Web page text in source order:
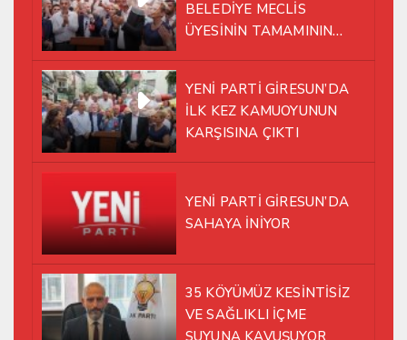
BELEDİYE MECLİS
ÜYESİNİN TAMAMININ
YÜRÜMEYE KARAR VERDİK
YENİ PARTİ GİRESUN’DA
İLK KEZ KAMUOYUNUN
KARŞISINA ÇIKTI
YENİ PARTİ GİRESUN’DA
SAHAYA İNİYOR
35 KÖYÜMÜZ KESİNTİSİZ
VE SAĞLIKLI İÇME